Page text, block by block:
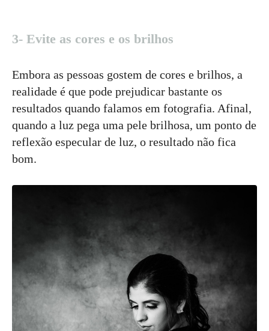
3- Evite as cores e os brilhos
Embora as pessoas gostem de cores e brilhos, a
realidade é que pode prejudicar bastante os
resultados quando falamos em fotografia. Afinal,
quando a luz pega uma pele brilhosa, um ponto de
reflexão especular de luz, o resultado não fica
bom.